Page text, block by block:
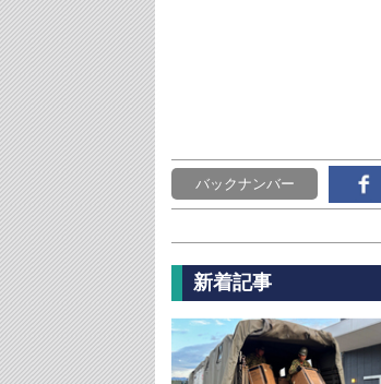
バックナンバー
新着記事